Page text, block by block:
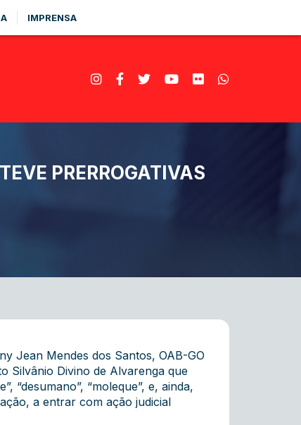
IMPRENSA
PRERROGATIVAS
Jean Mendes dos Santos, OAB-GO
Silvânio Divino de Alvarenga que
“desumano”, “moleque”, e, ainda,
a entrar com ação judicial